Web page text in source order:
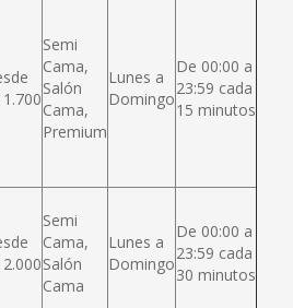
Semi
Cama,
Salón
Cama,
Premium
Lunes a
Domingo
De 00:00 a
23:59 cada
15 minutos
Semi
Cama,
Salón
Cama
Lunes a
Domingo
De 00:00 a
23:59 cada
30 minutos